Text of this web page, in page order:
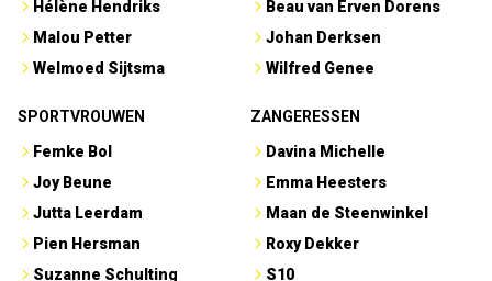
Hélène Hendriks
Malou Petter
Welmoed Sijtsma
Beau van Erven Dorens
Johan Derksen
Wilfred Genee
SPORTVROUWEN
Femke Bol
Joy Beune
Jutta Leerdam
Pien Hersman
Suzanne Schulting
ZANGERESSEN
Davina Michelle
Emma Heesters
Maan de Steenwinkel
Roxy Dekker
S10